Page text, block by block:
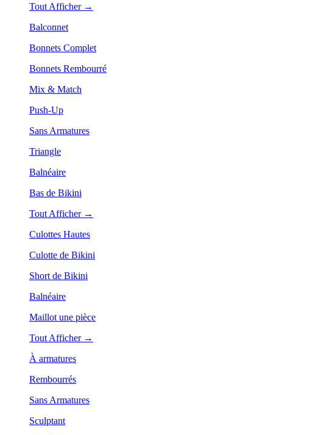
Tout Afficher →
Balconnet
Bonnets Complet
Bonnets Rembourré
Mix & Match
Push-Up
Sans Armatures
Triangle
Balnéaire
Bas de Bikini
Tout Afficher →
Culottes Hautes
Culotte de Bikini
Short de Bikini
Balnéaire
Maillot une pièce
Tout Afficher →
À armatures
Rembourrés
Sans Armatures
Sculptant